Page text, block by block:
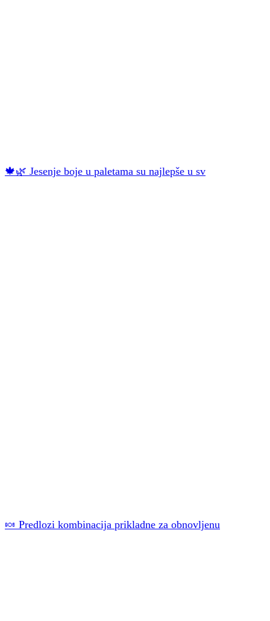
🍁🌿 Jesenje boje u paletama su najlepše u sv
🍬 Predlozi kombinacija prikladne za obnovljenu